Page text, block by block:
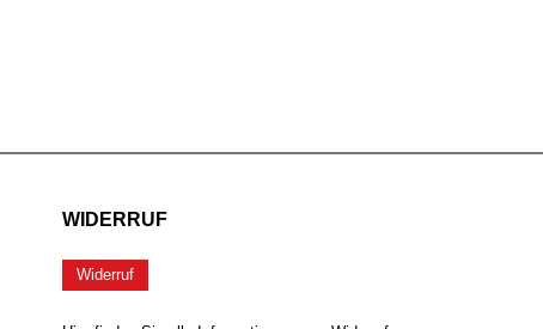
WIDERRUF
Widerruf